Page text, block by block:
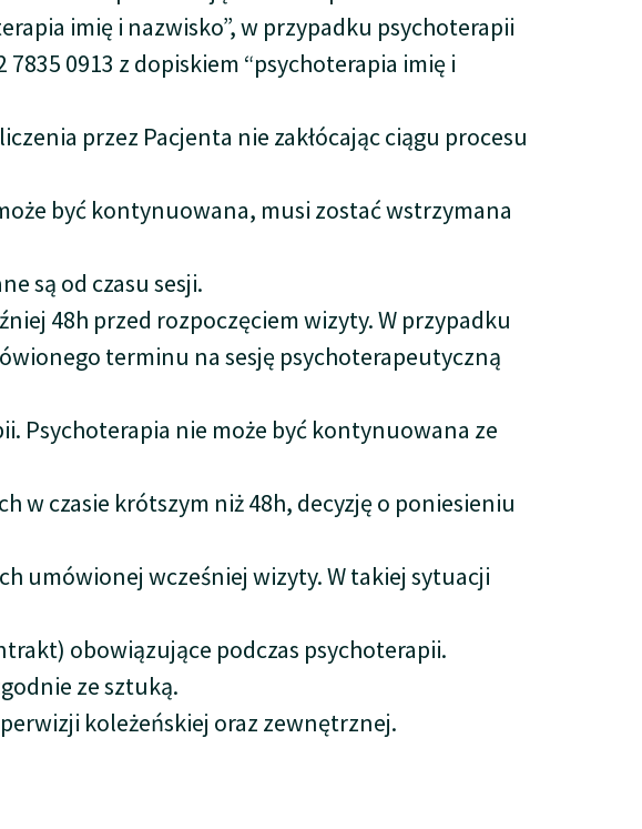
imię i nazwisko”, w przypadku psychoterapii
0913 z dopiskiem “psychoterapia imię i
przez Pacjenta nie zakłócając ciągu procesu
być kontynuowana, musi zostać wstrzymana
są od czasu sesji.
48h przed rozpoczęciem wizyty. W przypadku
terminu na sesję psychoterapeutyczną
Psychoterapia nie może być kontynuowana ze
w czasie krótszym niż 48h, decyzję o poniesieniu
umówionej wcześniej wizyty. W takiej sytuacji
obowiązujące podczas psychoterapii.
ze sztuką.
koleżeńskiej oraz zewnętrznej.